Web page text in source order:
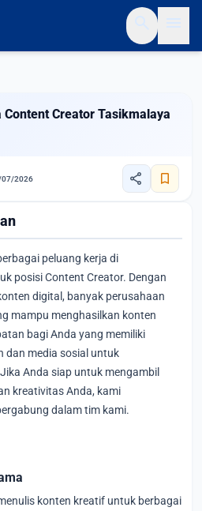
Content Creator Tasikmalaya
2026 share bookmark
peluang kerja di
posisi Content Creator. Dengan
digital, banyak perusahaan
mampu menghasilkan konten
bagi Anda yang memiliki
dan media sosial untuk
Anda siap untuk mengambil
kreativitas Anda, kami
dalam tim kami.
konten kreatif untuk berbagai